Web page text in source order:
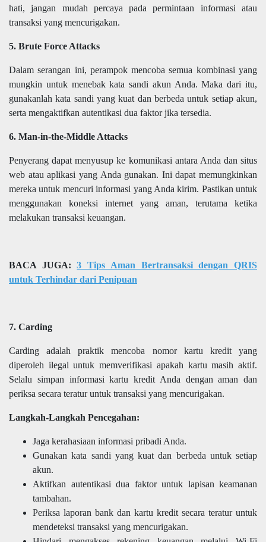
hati, jangan mudah percaya pada permintaan informasi atau
transaksi yang mencurigakan.
5. Brute Force Attacks
Dalam serangan ini, perampok mencoba semua kombinasi yang
mungkin untuk menebak kata sandi akun Anda. Maka dari itu,
gunakanlah kata sandi yang kuat dan berbeda untuk setiap akun,
serta mengaktifkan autentikasi dua faktor jika tersedia.
6. Man-in-the-Middle Attacks
Penyerang dapat menyusup ke komunikasi antara Anda dan situs
web atau aplikasi yang Anda gunakan. Ini dapat memungkinkan
mereka untuk mencuri informasi yang Anda kirim. Pastikan untuk
menggunakan koneksi internet yang aman, terutama ketika
melakukan transaksi keuangan.
BACA JUGA:3 Tips Aman Bertransaksi dengan QRIS
untuk Terhindar dari Penipuan
7. Carding
Carding adalah praktik mencoba nomor kartu kredit yang
diperoleh ilegal untuk memverifikasi apakah kartu masih aktif.
Selalu simpan informasi kartu kredit Anda dengan aman dan
periksa secara teratur untuk transaksi yang mencurigakan.
Langkah-Langkah Pencegahan:
Jaga kerahasiaan informasi pribadi Anda.
Gunakan kata sandi yang kuat dan berbeda untuk setiap
akun.
Aktifkan autentikasi dua faktor untuk lapisan keamanan
tambahan.
Periksa laporan bank dan kartu kredit secara teratur untuk
mendeteksi transaksi yang mencurigakan.